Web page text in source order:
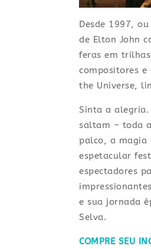
Desde 1997,
de Elton John
feras em
compositores
the Universe,
Sinta a alegria.
saltam – toda
palco, a magia
espetacular
espectadores
e sua jornada
Selva.
COMPRE SEU